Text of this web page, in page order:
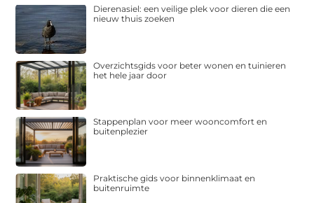
Dierenasiel: een veilige plek voor dieren die een
nieuw thuis zoeken
Overzichtsgids voor beter wonen en tuinieren
het hele jaar door
Stappenplan voor meer wooncomfort en
buitenplezier
Praktische gids voor binnenklimaat en
buitenruimte